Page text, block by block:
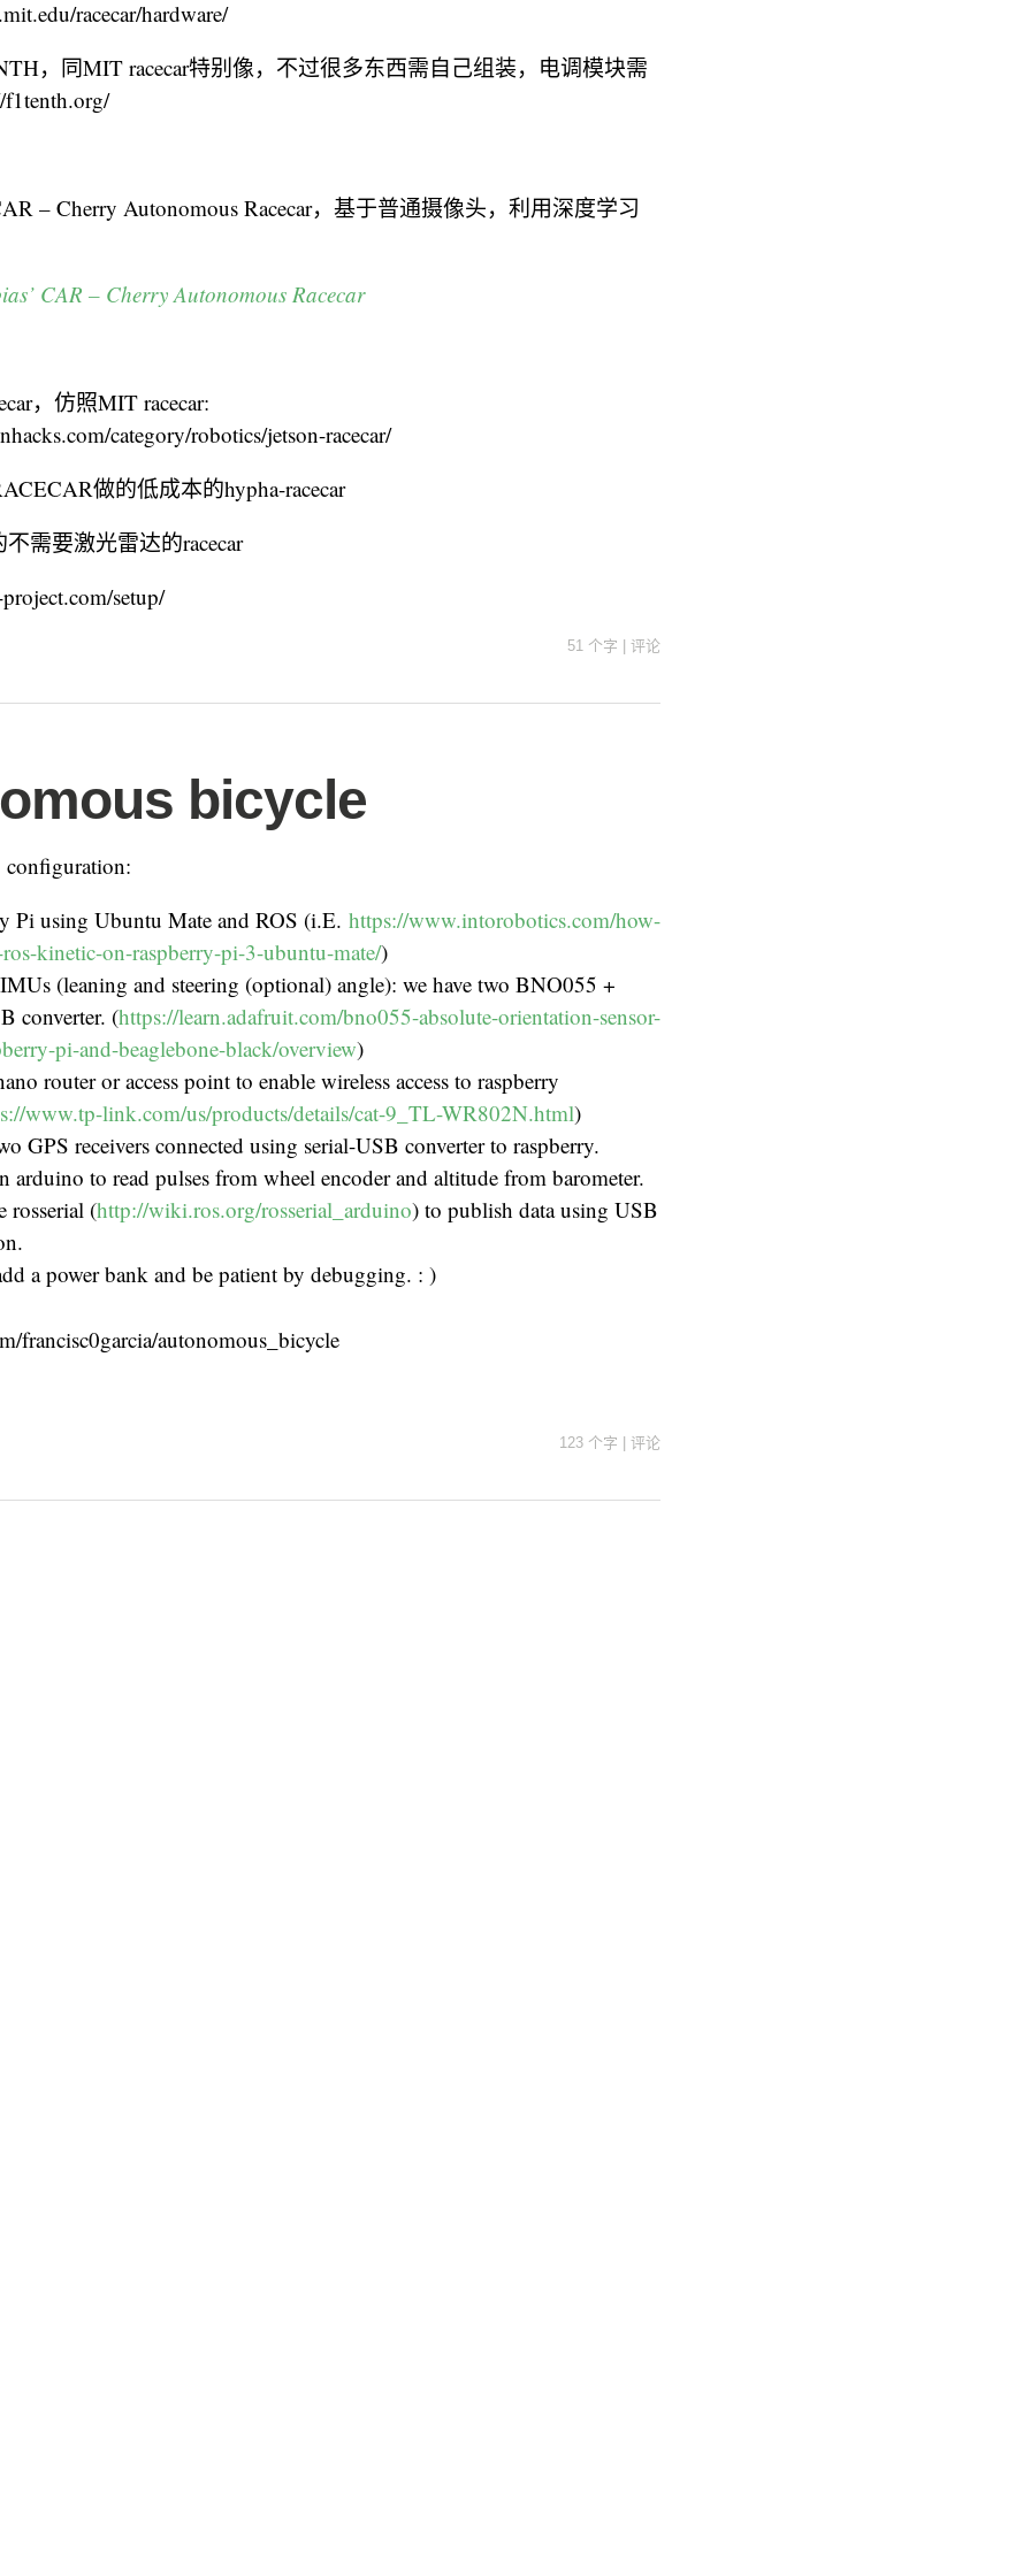
racecar/hardware/
，同MIT racecar特别像，不过很多东西需自己组装，电调模块需
– Cherry Autonomous Racecar，基于普通摄像头，利用深度学习
CAR – Cherry Autonomous Racecar
，仿照MIT racecar:
category/robotics/jetson-racecar/
做的低成本的hypha-racecar
需要激光雷达的racecar
setup/
51 个字 评论
bicycle
Pi using Ubuntu Mate and ROS (i.E. https://www.intorobotics.com/how-
kinetic-on-raspberry-pi-3-ubuntu-mate/)
(leaning and steering (optional) angle): we have two BNO055 +
converter. (https://learn.adafruit.com/bno055-absolute-orientation-sensor-
pi-and-beaglebone-black/overview)
router or access point to enable wireless access to raspberry
www.tp-link.com/us/products/details/cat-9_TL-WR802N.html)
GPS receivers connected using serial-USB converter to raspberry.
arduino to read pulses from wheel encoder and altitude from barometer.
rosserial (http://wiki.ros.org/rosserial_arduino) to publish data using USB
a power bank and be patient by debugging. : )
francisc0garcia/autonomous_bicycle
123 个字 | 评论